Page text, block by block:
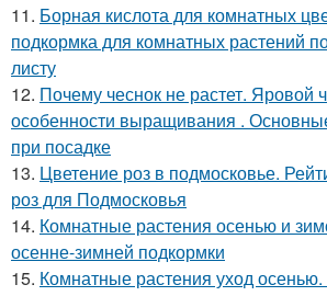
11. Борная кислота для комнатных
подкормка для комнатных растений
листу
12. Почему чеснок не растет. Яровой
особенности выращивания .
при посадке
13. Цветение роз в подмосковье.
роз для Подмосковья
14. Комнатные растения осенью и
осенне-зимней подкормки
15. Комнатные растения уход осенью.